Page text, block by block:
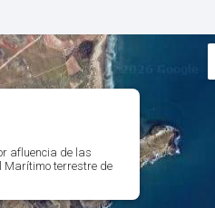
afluencia de las
Marítimo terrestre de